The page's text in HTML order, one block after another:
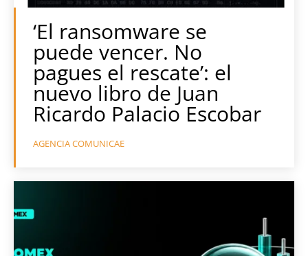
‘El ransomware se
puede vencer. No
pagues el rescate’: el
nuevo libro de Juan
Ricardo Palacio Escobar
AGENCIA COMUNICAE